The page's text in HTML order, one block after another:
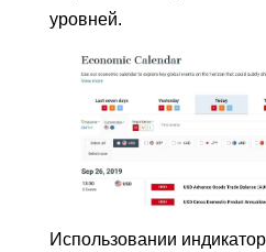
уровней.
Использовании